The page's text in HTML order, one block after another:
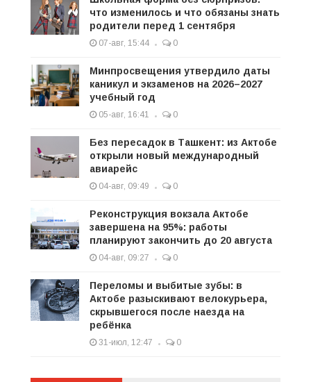
что изменилось и что обязаны знать
родители перед 1 сентября
07-авг, 15:44 0
Минпросвещения утвердило даты
каникул и экзаменов на 2026–2027
учебный год
05-авг, 16:41 0
Без пересадок в Ташкент: из Актобе
открыли новый международный
авиарейс
04-авг, 09:49 0
Реконструкция вокзала Актобе
завершена на 95%: работы
планируют закончить до 20 августа
04-авг, 09:27 0
Переломы и выбитые зубы: в
Актобе разыскивают велокурьера,
скрывшегося после наезда на
ребёнка
31-июл, 12:47 0